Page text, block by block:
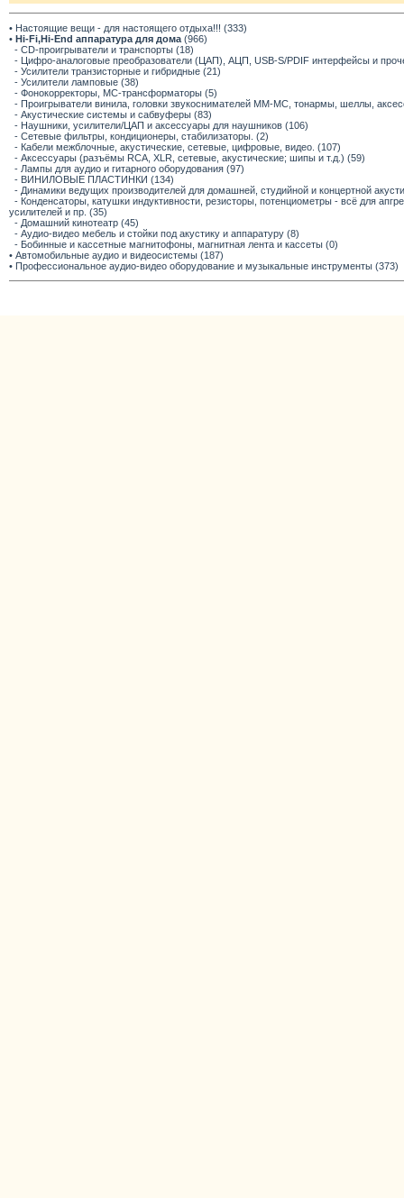
• Настоящие вещи - для настоящего отдыха!!! (333)
• Hi-Fi,Hi-End аппаратура для дома (966)
- CD-проигрыватели и транспорты (18)
- Цифро-аналоговые преобразователи (ЦАП), АЦП, USB-S/PDIF интерфейсы и
- Усилители транзисторные и гибридные (21)
- Усилители ламповые (38)
- Фонокорректоры, МС-трансформаторы (5)
- Проигрыватели винила, головки звукоснимателей ММ-МС, тонармы, шеллы,
- Акустические системы и сабвуферы (83)
- Наушники, усилители/ЦАП и аксессуары для наушников (106)
- Сетевые фильтры, кондиционеры, стабилизаторы. (2)
- Кабели межблочные, акустические, сетевые, цифровые, видео. (107)
- Аксессуары (разъёмы RCA, XLR, сетевые, акустические; шипы и т.д.) (59)
- Лампы для аудио и гитарного оборудования (97)
- ВИНИЛОВЫЕ ПЛАСТИНКИ (134)
- Динамики ведущих производителей для домашней, студийной и концертной
- Конденсаторы, катушки индуктивности, резисторы, потенциометры - всё для
усилителей и пр. (35)
- Домашний кинотеатр (45)
- Аудио-видео мебель и стойки под акустику и аппаратуру (8)
- Бобинные и кассетные магнитофоны, магнитная лента и кассеты (0)
• Автомобильные аудио и видеосистемы (187)
• Профессиональное аудио-видео оборудование и музыкальные инструменты (373)